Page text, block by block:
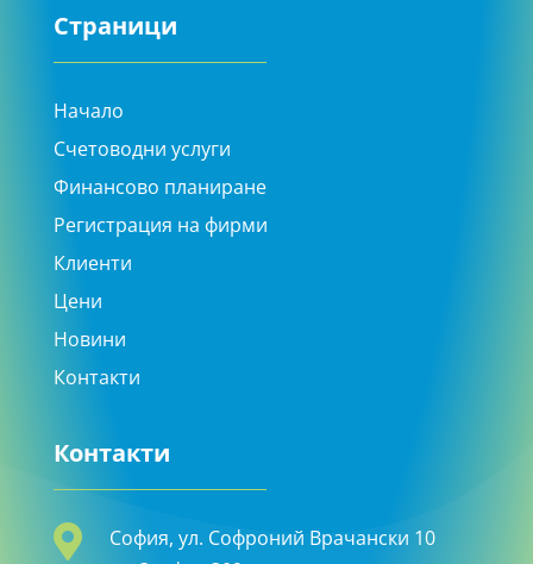
Страници
Начало
Счетоводни услуги
Финансово планиране
Регистрация на фирми
Клиенти
Цени
Новини
Контакти
Контакти

София, ул. Софроний Врачански 10